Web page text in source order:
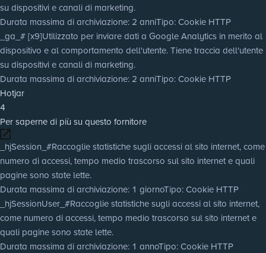
su dispositivi e canali di marketing.
Durata massima di archiviazione: 2 anniTipo: Cookie HTTP
_ga_# [x9]Utilizzato per inviare dati a Google Analytics in merito al
dispositivo e al comportamento dell'utente. Tiene traccia dell'utente
su dispositivi e canali di marketing.
Durata massima di archiviazione: 2 anniTipo: Cookie HTTP
Hotjar
4
Per saperne di più su questo fornitore
_hjSession_#Raccoglie statistiche sugli accessi al sito internet, come
numero di accessi, tempo medio trascorso sul sito internet e quali
pagine sono state lette.
Durata massima di archiviazione: 1 giornoTipo: Cookie HTTP
_hjSessionUser_#Raccoglie statistiche sugli accessi al sito internet,
come numero di accessi, tempo medio trascorso sul sito internet e
quali pagine sono state lette.
Durata massima di archiviazione: 1 annoTipo: Cookie HTTP